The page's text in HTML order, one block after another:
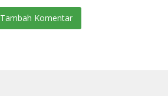
Profesional
Tambah Komentar